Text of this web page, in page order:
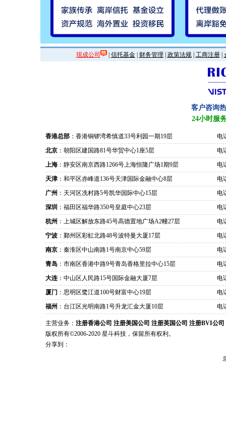
现成公司 | 信托基金| 财务管理 政策法规| 工商注册|
客户咨询
24小时服
香港总部 ：香港铜锣湾希慎道33号利园一期19层
电
北京 ：朝阳区建国路81号华贸中心1座5层
电
上海 ：静安区南京西路1266号上海恒隆广场1期9层
电
天津 ：和平区赤峰道136号天津国际金融中心8层
电
广州 ：天河区冼村路5号凯华国际中心15层
电
深圳 ：福田区福华路350号皇庭中心23层
电
杭州 ：上城区解放东路45号高德置地广场A2幢27层
电
宁波 ：鄞州区彩虹北路48号波特曼大厦17层
电
南京 ：秦淮区中山南路1号南京中心59层
电
青岛 ：市南区香港中路9号青岛香格里拉中心15层
电
大连 ：中山区人民路15号国际金融大厦7层
电
厦门 ：思明区鹭江道100号财富中心19层
电
福州 ：台江区光明南路1号升龙汇金大厦10层 电
主营业务： 注册香港公司 注册美国公司 注册英国公司 注册BVI公司
版权所有©2006-2020 星斗科技，保留所有权利。
分享到：